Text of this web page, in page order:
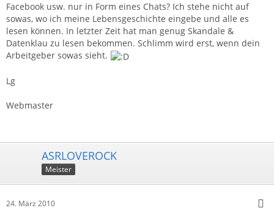
Facebook usw. nur in Form eines Chats? Ich stehe nicht auf
sowas, wo ich meine Lebensgeschichte eingebe und alle es
lesen können. In letzter Zeit hat man genug Skandale &
Datenklau zu lesen bekommen. Schlimm wird erst, wenn dein
Arbeitgeber sowas sieht.
Lg
Webmaster
ASRLOVEROCK
Meister
24. März 2010